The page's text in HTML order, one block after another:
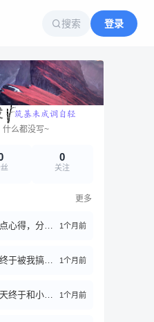
搜索 登录
什么都没写~
0
关注
更多
竹笛超吹指法的一点心得，分享给刚入坑的朋友们 1个月前
竹笛定调这件事，终于被我搞明白了！ 1个月前
学了三年笛子，今天终于和小区大爷们合奏了一回《茉莉花》 1个月前